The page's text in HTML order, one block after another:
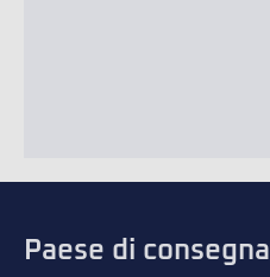
Paese di consegna